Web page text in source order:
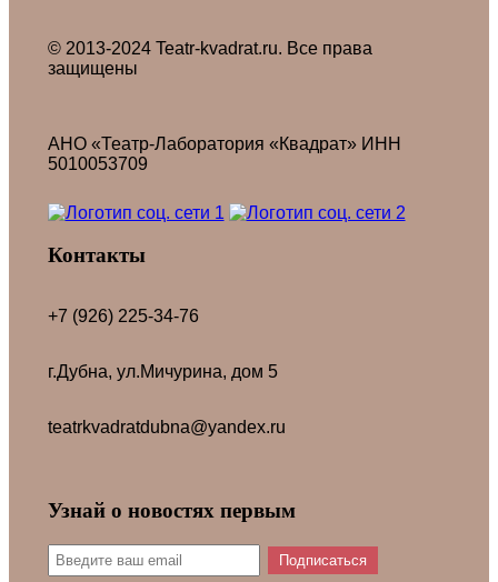
© 2013-2024 Teatr-kvadrat.ru. Все права
защищены
АНО «Театр-Лаборатория «Квадрат» ИНН
5010053709
Контакты
+7 (926) 225-34-76
г.Дубна, ул.Мичурина, дом 5
teatrkvadratdubna@yandex.ru
Узнай о новостях первым
Подписаться